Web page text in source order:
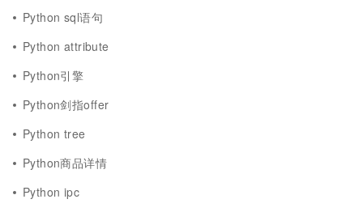
Python sql语句
Python attribute
Python引擎
Python剑指offer
Python tree
Python商品详情
Python ipc